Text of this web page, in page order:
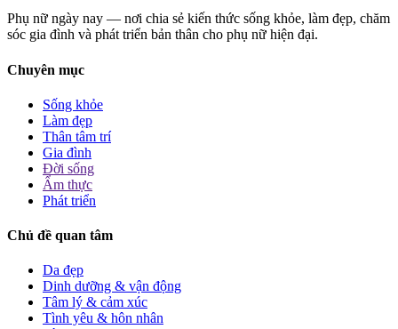
Phụ nữ ngày nay — nơi chia sẻ kiến thức sống khỏe, làm đẹp, chăm
sóc gia đình và phát triển bản thân cho phụ nữ hiện đại.
Chuyên mục
Sống khỏe
Làm đẹp
Thân tâm trí
Gia đình
Đời sống
Ẩm thực
Phát triển
Chủ đề quan tâm
Da đẹp
Dinh dưỡng & vận động
Tâm lý & cảm xúc
Tình yêu & hôn nhân